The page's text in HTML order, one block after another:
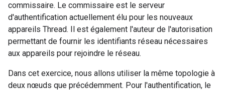
commissaire. Le commissaire est le serveur
d'authentification actuellement élu pour les nouveaux
appareils Thread. Il est également l'auteur de l'autorisation
permettant de fournir les identifiants réseau nécessaires
aux appareils pour rejoindre le réseau.
Dans cet exercice, nous allons utiliser la même topologie à
deux nœuds que précédemment. Pour l'authentification, le